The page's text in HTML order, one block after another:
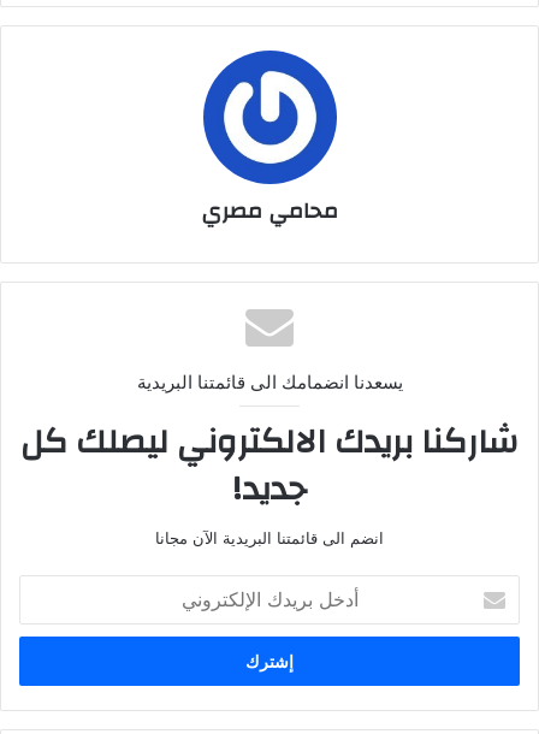
محامي مصري
يسعدنا انضمامك الى قائمتنا البريدية
شاركنا بريدك الالكتروني ليصلك كل
جديد!
انضم الى قائمتنا البريدية الآن مجانا
بريدك
الإلكتروني